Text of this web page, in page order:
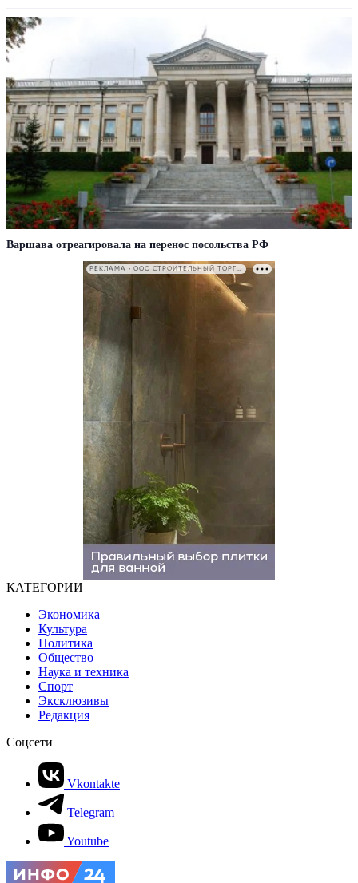
Варшава отреагировала на перенос посольства РФ
РЕКЛАМА • ООО СТРОИТЕЛЬНЫЙ ТОРГОВЫЙ ДОМ «ПЕТРОВИЧ». ИНН: 7802348846
КАТЕГОРИИ
Экономика
Культура
Политика
Общество
Наука и техника
Спорт
Эксклюзивы
Редакция
Соцсети
Vkontakte
Telegram
Youtube